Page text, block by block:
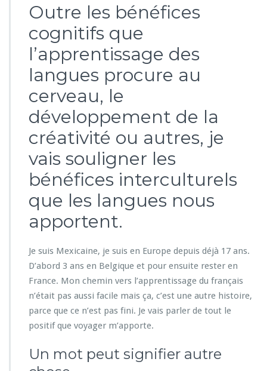
n
g
e
t
r
a
è
r
e
s ?
Outre les bénéfices
cognitifs que
l’apprentissage des
langues procure au
cerveau, le
développement de la
créativité ou autres, je
vais souligner les
bénéfices interculturels
que les langues nous
apportent.
Je suis Mexicaine, je suis en Europe depuis déjà 17 ans.
D’abord 3 ans en Belgique et pour ensuite rester en
France. Mon chemin vers l’apprentissage du français
n’était pas aussi facile mais ça, c’est une autre histoire,
parce que ce n’est pas fini. Je vais parler de tout le
positif que voyager m’apporte.
Un mot peut signifier autre